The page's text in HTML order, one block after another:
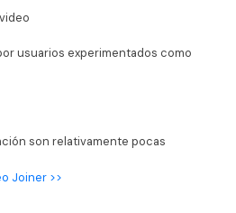
usuarios experimentados como
son relativamente pocas
Joiner >>